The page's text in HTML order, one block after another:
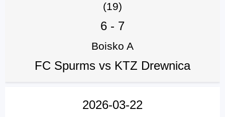
(19)
6 - 7
Boisko A
FC Spurms vs KTZ Drewnica
2026-03-22